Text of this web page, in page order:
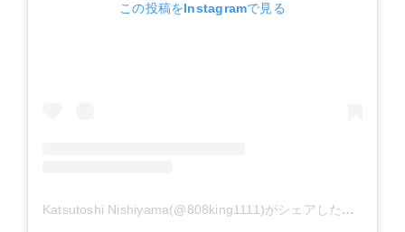
この投稿をInstagramで見る
Katsutoshi Nishiyama(@808king1111)がシェアした投稿